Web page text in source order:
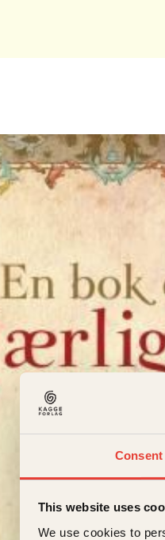
Consent
This website uses
We use cookies to